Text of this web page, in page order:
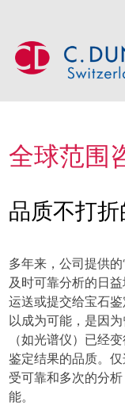
content
C. Dunaigre
Providing high
全球范围
品质不打
多年来，公司提供
及时可靠分析的日
运送或提交给宝石
以成为可能，是因
（如光谱仪）已经
鉴定结果的品质。
受可靠和多次的分
能。